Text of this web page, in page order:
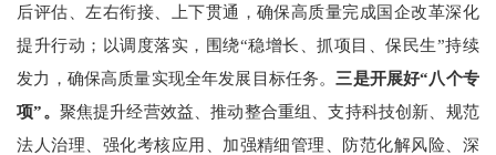
后评估、左右衔接、上下贯通，确保高质量完成国企改革深化
提升行动；以调度落实，围绕“稳增长、抓项目、保民生”持续
发力，确保高质量实现全年发展目标任务。 三是开展好“八个专
项”。 聚焦提升经营效益、推动整合重组、支持科技创新、规范
法人治理、强化考核应用、加强精细管理、防范化解风险、深